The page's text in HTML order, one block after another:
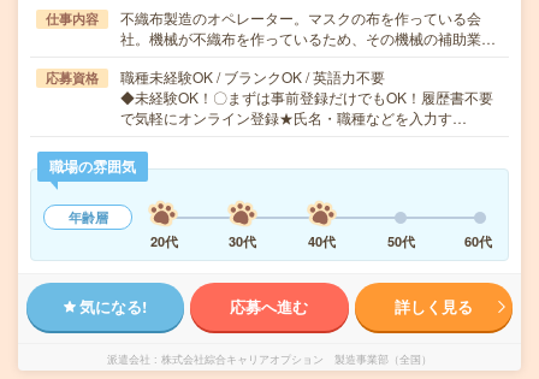
仕事内容
不織布製造のオペレーター。マスクの布を作っている会
社。機械が不織布を作っているため、その機械の補助業…
応募資格
職種未経験OK / ブランクOK / 英語力不要
◆未経験OK！〇まずは事前登録だけでもOK！履歴書不要
で気軽にオンライン登録★氏名・職種などを入力す…
職場の雰囲気
年齢層
20代
30代 40代 50代 60代
気になる! 応募へ進む 詳しく見る
派遣会社 株式会社綜合キャリアオプション 製造事業部（全国）